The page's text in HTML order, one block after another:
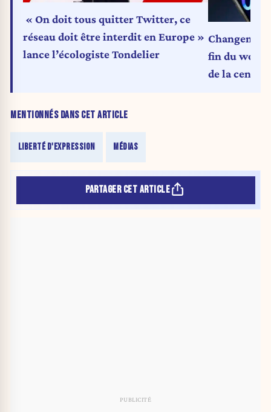
MENTIONNÉS DANS CET ARTICLE
LIBERTÉ D'EXPRESSION MÉDIAS
« On doit tous quitter Twitter, ce
réseau doit être interdit en Europe »
lance l’écologiste Tondelier
fin du
de la
PARTAGER CET ARTICLE